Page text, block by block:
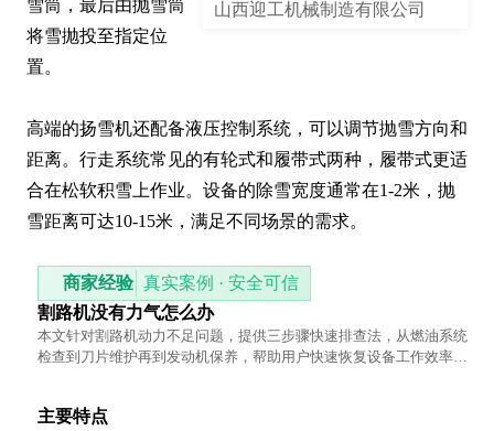
山西迎工机械制造有限公司
雪筒，最后由抛雪筒
将雪抛投至指定位
置。
高端的扬雪机还配备液压控制系统，可以调节抛雪方向和
距离。行走系统常见的有轮式和履带式两种，履带式更适
合在松软积雪上作业。设备的除雪宽度通常在1-2米，抛
雪距离可达10-15米，满足不同场景的需求。
商家经验 真实案例 · 安全可信
割路机没有力气怎么办
本文针对割路机动力不足问题，提供三步骤快速排查法，从燃油系统
检查到刀片维护再到发动机保养，帮助用户快速恢复设备工作效率，
主要特点